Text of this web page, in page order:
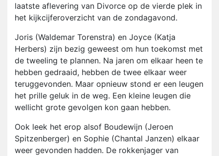
laatste aflevering van Divorce op de vierde plek in
het kijkcijferoverzicht van de zondagavond.
Joris (Waldemar Torenstra) en Joyce (Katja
Herbers) zijn bezig geweest om hun toekomst met
de tweeling te plannen. Na jaren om elkaar heen te
hebben gedraaid, hebben de twee elkaar weer
teruggevonden. Maar opnieuw stond er een leugen
het prille geluk in de weg. Een kleine leugen die
wellicht grote gevolgen kon gaan hebben.
Ook leek het erop alsof Boudewijn (Jeroen
Spitzenberger) en Sophie (Chantal Janzen) elkaar
weer gevonden hadden. De rokkenjager van